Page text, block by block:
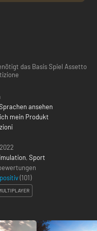
das Basis Spiel Assetto
ansehen
mein Produkt
, Sport
(101)